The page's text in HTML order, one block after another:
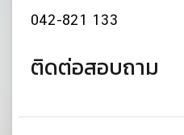
ติดต่อสอบถาม
042-821 133